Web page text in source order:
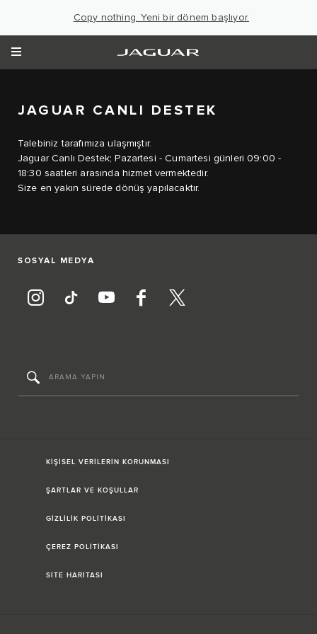
Copy nothing. Yeni bir dönem başlıyor.
JAGUAR CANLI DESTEK
Talebiniz tarafımıza ulaşmıştır.
Jaguar Canlı Destek; Pazartesi - Cumartesi günleri 09:00 -
18:30 saatleri arasında hizmet vermektedir.
Size en yakın sürede dönüş yapılacaktır.
SOSYAL MEDYA
KİŞİSEL VERİLERİN KORUNMASI
ŞARTLAR VE KOŞULLAR
GİZLİLİK POLİTİKASI
ÇEREZ POLİTİKASI
SİTE HARİTASI